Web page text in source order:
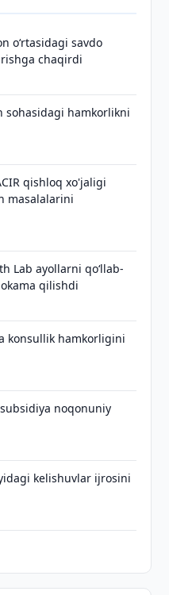
oʻrtasidagi savdo
chaqirdi
sohasidagi hamkorlikni
qishloq xo'jaligi
masalalarini
Lab ayollarni qoʻllab-
qilishdi
konsullik hamkorligini
subsidiya noqonuniy
kelishuvlar ijrosini